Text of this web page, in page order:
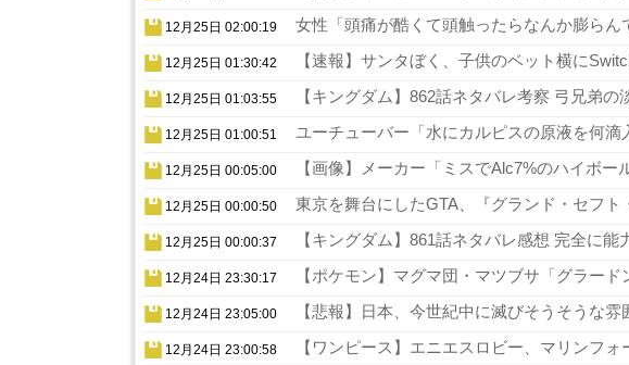
12月25日 02:00:19 女性「頭痛が酷くて頭触ったらなんか膨らん
12月25日 01:30:42 【速報】サンタぼく、子供のベット横に
12月25日 01:03:55 【キングダム】862話ネタバレ考察 弓兄弟
12月25日 01:00:51 ユーチューバー「水にカルピスの原液を何
12月25日 00:05:00 【画像】メーカー「ミスでAlc7%のハイボ
12月25日 00:00:50 東京を舞台にしたGTA、『グランド・セフト
12月25日 00:00:37 【キングダム】861話ネタバレ感想 完全に
12月24日 23:30:17 【ポケモン】マグマ団・マツブサ「グラー
12月24日 23:05:00 【悲報】日本、今世紀中に滅びそうそうな
12月24日 23:00:58 【ワンピース】エニエスロビー、マリンフ